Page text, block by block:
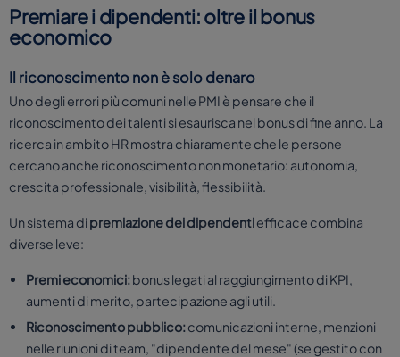
Premiare i dipendenti: oltre il bonus
economico
Il riconoscimento non è solo denaro
Uno degli errori più comuni nelle PMI è pensare che il
riconoscimento dei talenti si esaurisca nel bonus di fine anno. La
ricerca in ambito HR mostra chiaramente che le persone
cercano anche riconoscimento non monetario: autonomia,
crescita professionale, visibilità, flessibilità.
Un sistema di premiazione dei dipendentiefficace combina
diverse leve:
Premi economici:bonus legati al raggiungimento di KPI,
aumenti di merito, partecipazione agli utili.
Riconoscimento pubblico:comunicazioni interne, menzioni
nelle riunioni di team, "dipendente del mese" (se gestito con